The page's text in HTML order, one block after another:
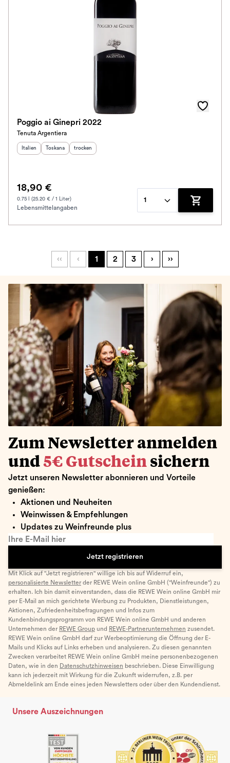
Poggio ai Ginepri 2022
Tenuta Argentiera
Herkunftsland :
Italien Herkunftsregion:
Toskana Geschmack
trocken
18,90 €
0.75 l (25.20 € / 1 Liter)
Lebensmittelangaben
1
Zum
‹‹ ‹ 1 2 3 › ››
Zum Newsletter anmelden
und 5€ Gutschein sichern
Jetzt unseren Newsletter abonnieren und Vorteile
genießen:
Aktionen und Neuheiten
Weinwissen & Empfehlungen
Updates zu Weinfreunde plus
Ihre E-Mail hier
Jetzt registrieren
Mit Klick auf "Jetzt registrieren" willige ich bis auf Widerruf ein,
personalisierte Newsletter der REWE Wein online GmbH ("Weinfreunde") zu
erhalten. Ich bin damit einverstanden, dass die REWE Wein online GmbH mir
per E-Mail an mich gerichtete Werbung zu Produkten, Dienstleistungen,
Aktionen, Zufriedenheitsbefragungen und Infos zum
Kundenbindungsprogramm von REWE Wein online GmbH und anderen
Unternehmen der REWE Group und REWE-Partnerunternehmen zusendet.
REWE Wein online GmbH darf zur Werbeoptimierung die Öffnung der E-
Mails und Klicks auf Links erheben und analysieren. Zu diesen genannten
Zwecken verarbeitet REWE Wein online GmbH meine personenbezogenen
Daten, wie in den Datenschutzhinweisen beschrieben. Diese Einwilligung
kann ich jederzeit mit Wirkung für die Zukunft widerrufen, z.B. per
Abmeldelink am Ende eines jeden Newsletters oder über den Kundendienst.
Unsere Auszeichnungen